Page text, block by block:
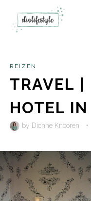
REIZEN
TRAVEL |
HOTEL
by Dionne Knooren •